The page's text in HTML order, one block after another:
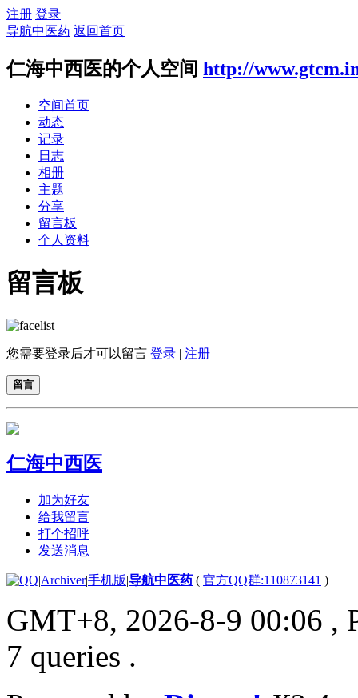
注册 登录
导航中医药 返回首页
仁海中西医的个人空间 http://
空间首页
动态
记录
日志
相册
主题
分享
留言板
个人资料
留言板
您需要登录后才可以留言 登录 | 注册
留言
仁海中西医
加为好友
给我留言
打个招呼
发送消息
|Archiver|手机版|导航中医药 ( 官方QQ群:110873141 )
GMT+8, 2026-8-9 00:06 ,
7 queries .